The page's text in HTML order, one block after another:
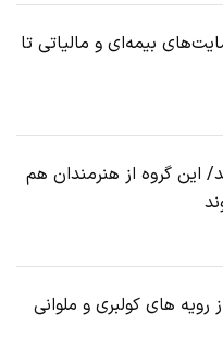
بیمه‌ای و مالیاتی تا
این گروه از هنرمندان هم
های کولبری و ملوانی